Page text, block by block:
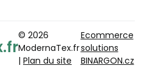
© 2026
ModernaTex.fr
| Plan du site
Ecommerce
solutions
BINARGON.cz